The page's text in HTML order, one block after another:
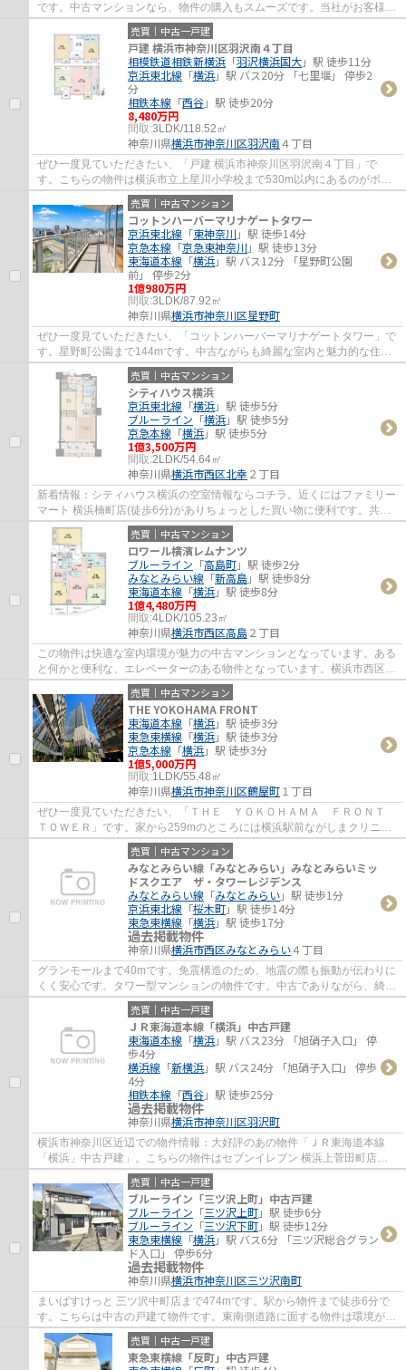
です。中古マンションなら、物件の購入もスムーズです。当社がお客様の
不動産購入をしっかりとサポート致します...
売買｜中古一戸建
戸建 横浜市神奈川区羽沢南４丁目
相模鉄道相鉄新横浜 「羽沢横浜国大」駅 徒歩11分
京浜東北線 「横浜」駅 バス20分 「七里堰」 停歩2
分
相鉄本線 「西谷」駅 徒歩20分
8,480万円
間取:3LDK/118.52㎡
神奈川県横浜市神奈川区羽沢南４丁目
ぜひ一度見ていただきたい、「戸建 横浜市神奈川区羽沢南４丁目」で
す。こちらの物件は横浜市立上星川小学校まで530m以内にあるのがポイ
ントです。設備や周辺環境が整っている中古戸建...
売買｜中古マンション
コットンハーバーマリナゲートタワー
京浜東北線 「東神奈川 」駅 徒歩14分
京急本線 「京急東神奈川 」駅 徒歩13分
東海道本線 「横浜」駅 バス12分 「星野町公園
前」 停歩2分
1億980万円
間取:3LDK/87.92㎡
神奈川県横浜市神奈川区星野町
ぜひ一度見ていただきたい、「コットンハーバーマリナゲートタワー」で
す。星野町公園まで144mです。中古ながらも綺麗な室内と魅力的な住環
境のマンションです。エレベーターがある物...
売買｜中古マンション
シティハウス横浜
京浜東北線 「横浜」駅 徒歩5分
ブルーライン 「横浜」駅 徒歩5分
京急本線 「横浜」駅 徒歩5分
1億3,500万円
間取:2LDK/54.64㎡
神奈川県横浜市西区北幸 ２丁目
新着情報：シティハウス横浜の空室情報ならコチラ。近くにはファミリー
マート 横浜楠町店(徒歩6分)がありちょっとした買い物に便利です。共有
部分も清潔感があり、綺麗な中古マンショ...
売買｜中古マンション
ロワール横濱レムナンツ
ブルーライン 「高島町」駅 徒歩2分
みなとみらい線 「新高島」駅 徒歩8分
東海道本線 「横浜」駅 徒歩8分
1億4,480万円
間取:4LDK/105.23㎡
神奈川県横浜市西区高島２丁目
この物件は快適な室内環境が魅力の中古マンションとなっています。ある
と何かと便利な、エレベーターのある物件となっています。横浜市西区の
不動産情報をお求めなら、信頼と実績を誇...
売買｜中古マンション
THE YOKOHAMA FRONT
東海道本線 「横浜」駅 徒歩3分
東急東横線 「横浜」駅 徒歩3分
京急本線 「横浜」駅 徒歩3分
1億5,000万円
間取:1LDK/55.48㎡
神奈川県横浜市神奈川区鶴屋町１丁目
ぜひ一度見ていただきたい、「ＴＨＥ ＹＯＫＯＨＡＭＡ ＦＲＯＮＴ
ＴＯＷＥＲ」です。家から259mのところには横浜駅前ながしまクリニッ
クがあります。歩いて185mの場所に、まいば...
売買｜中古マンション
みなとみらい線「みなとみらい」みなとみらいミッ
ドスクエア ザ・タワーレジデンス
みなとみらい線 「みなとみらい」駅 徒歩1分
京浜東北線 「桜木町」駅 徒歩14分
東急東横線 「横浜」駅 徒歩17分
過去掲載物件
神奈川県横浜市西区みなとみらい４丁目
グランモールまで40mです。免震構造のため、地震の際も振動が伝わりに
くく安心です。タワー型マンションの物件です。中古でありながら、綺麗
で機能的な設備のあるマンションです。当社...
売買｜中古一戸建
ＪＲ東海道本線「横浜」中古戸建
東海道本線 「横浜」駅 バス23分 「旭硝子入口」 停
歩4分
横浜線 「新横浜」駅 バス24分 「旭硝子入口」 停歩
4分
相鉄本線 「西谷」駅 徒歩25分
過去掲載物件
神奈川県横浜市神奈川区羽沢町
横浜市神奈川区近辺での物件情報：大好評のあの物件「ＪＲ東海道本線
「横浜」中古戸建」。こちらの物件はセブンイレブン 横浜上菅田町店ま
で219mにあります。羽沢松原公園がこちらの物...
売買｜中古一戸建
ブルーライン「三ツ沢上町」中古戸建
ブルーライン 「三ツ沢上町」駅 徒歩6分
ブルーライン 「三ツ沢下町」駅 徒歩12分
東急東横線 「横浜」駅 バス6分 「三ツ沢総合グラン
ド入口」 停歩6分
過去掲載物件
神奈川県横浜市神奈川区三ツ沢南町
まいばすけっと 三ツ沢中町店まで474mです。駅から物件まで徒歩6分で
す。こちらは中古の戸建て物件です。東南側道路に面する物件は環境が理
想的です。不動産探しで重視しているポイン...
売買｜中古一戸建
東急東横線「反町」中古戸建